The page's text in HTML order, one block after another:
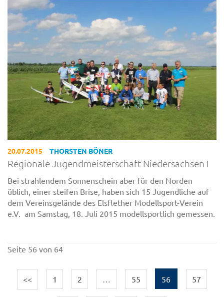
20.07.2015 THORSTEN BÖNER
Regionale Jugendmeisterschaft Niedersachsen I
Bei strahlendem Sonnenschein aber für den Norden
üblich, einer steifen Brise, haben sich 15 Jugendliche auf
dem Vereinsgelände des Elsflether Modellsport-Verein
e.V. am Samstag, 18. Juli 2015 modellsportlich gemessen.
Seite 56 von 64
<< 1 2 55 56 57